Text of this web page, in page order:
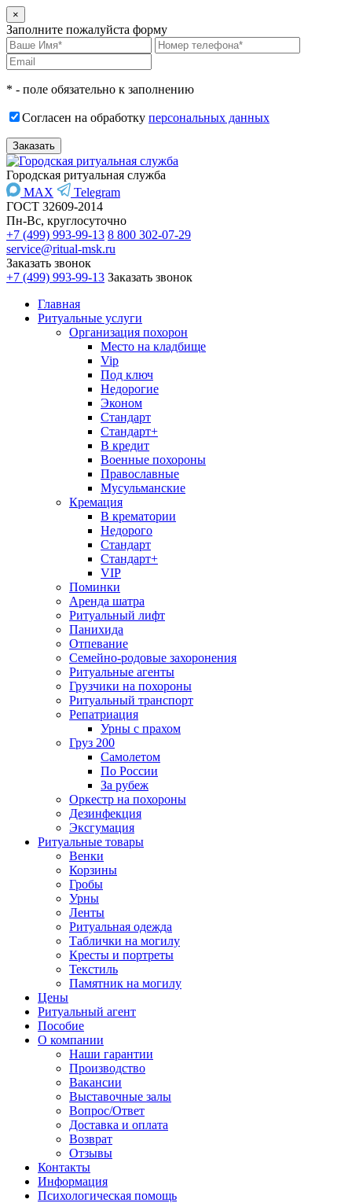
×
Заполните пожалуйста форму
* - поле обязательно к заполнению
Согласен на обработку персональных данных
Городская ритуальная служба
MAX
Telegram
ГОСТ 32609-2014
Пн-Вс, круглосуточно
+7 (499) 993-99-13 8 800 302-07-29
service@ritual-msk.ru
Заказать звонок
+7 (499) 993-99-13 Заказать звонок
Главная
Ритуальные услуги
Организация похорон
Место на кладбище
Vip
Под ключ
Недорогие
Эконом
Стандарт
Стандарт+
В кредит
Военные похороны
Православные
Мусульманские
Кремация
В крематории
Недорого
Стандарт
Стандарт+
VIP
Поминки
Аренда шатра
Ритуальный лифт
Панихида
Отпевание
Семейно-родовые захоронения
Ритуальные агенты
Грузчики на похороны
Ритуальный транспорт
Репатриация
Урны с прахом
Груз 200
Самолетом
По России
За рубеж
Оркестр на похороны
Дезинфекция
Эксгумация
Ритуальные товары
Венки
Корзины
Гробы
Урны
Ленты
Ритуальная одежда
Таблички на могилу
Кресты и портреты
Текстиль
Памятник на могилу
Цены
Ритуальный агент
Пособие
О компании
Наши гарантии
Производство
Вакансии
Выставочные залы
Вопрос/Ответ
Доставка и оплата
Возврат
Отзывы
Контакты
Информация
Психологическая помощь